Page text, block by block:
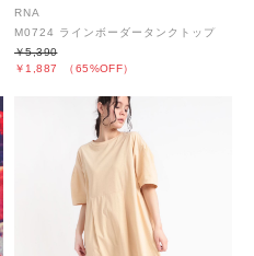
RNA
M0724 ラインボーダータンクトップ
￥1,887 （65%OFF）
￥5,390